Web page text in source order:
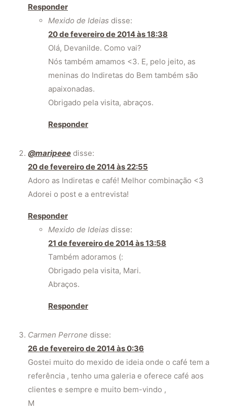
Responder
Mexido de Ideias disse:
20 de fevereiro de 2014 às 18:38
Olá, Devanilde. Como vai?
Nós também amamos <3. E, pelo jeito, as
meninas do Indiretas do Bem também são
apaixonadas.
Obrigado pela visita, abraços.
Responder
@maripeee disse:
20 de fevereiro de 2014 às 22:55
Adoro as Indiretas e café! Melhor combinação <3
Adorei o post e a entrevista!
Responder
Mexido de Ideias disse:
21 de fevereiro de 2014 às 13:58
Também adoramos (:
Obrigado pela visita, Mari.
Abraços.
Responder
Carmen Perrone disse:
26 de fevereiro de 2014 às 0:36
Gostei muito do mexido de ideia onde o café tem a
referência , tenho uma galeria e oferece café aos
clientes e sempre e muito bem-vindo ,
M